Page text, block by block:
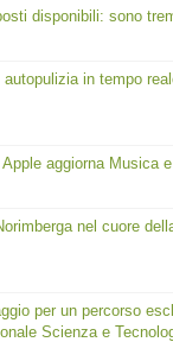
disponibili: sono
in tempo
aggiorna Musica
nel cuore
per un percorso
Scienza e